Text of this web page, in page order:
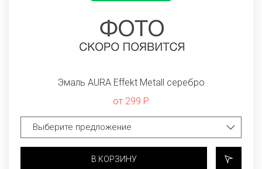
Эмаль AURA Effekt Metall серебро
от 299 Р
В КОРЗИНУ